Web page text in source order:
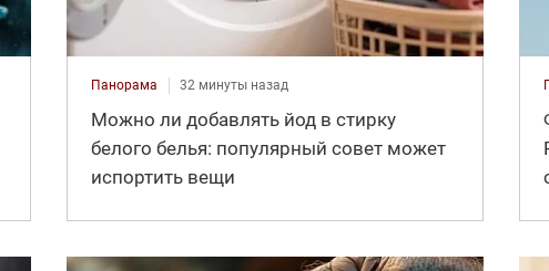
Панорама 32 минуты назад
Можно ли добавлять йод в стирку
белого белья: популярный совет может
испортить вещи